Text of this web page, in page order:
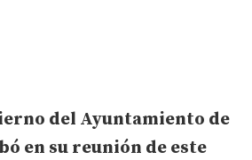
del Ayuntamiento de
en su reunión de este